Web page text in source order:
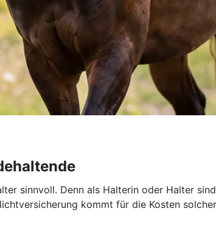
sinnvoll. Denn als Halterin oder Halter
kommt für die Kosten